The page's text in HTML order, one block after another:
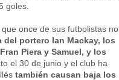
goles.
once de sus futbolistas no
del portero Ian Mackay, los
Piera y Samuel, y los
el 30 de junio y el club ha
también causan baja los